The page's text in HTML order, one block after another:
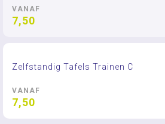
VANAF
7,50
Zelfstandig Tafels Trainen C
VANAF
7,50